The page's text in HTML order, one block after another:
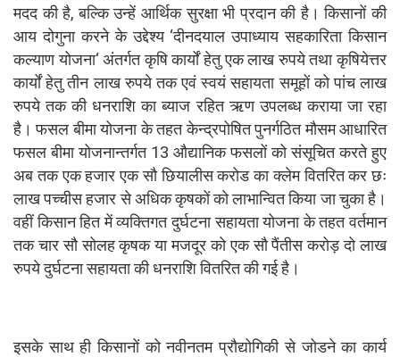
मदद की है, बल्कि उन्हें आर्थिक सुरक्षा भी प्रदान की है। किसानों की
आय दोगुना करने के उद्देश्य ‘दीनदयाल उपाध्याय सहकारिता किसान
कल्याण योजना‘ अंतर्गत कृषि कार्यों हेतु एक लाख रुपये तथा कृषियेत्तर
कार्यों हेतु तीन लाख रुपये तक एवं स्वयं सहायता समूहों को पांच लाख
रुपये तक की धनराशि का ब्याज रहित ऋण उपलब्ध कराया जा रहा
है। फसल बीमा योजना के तहत केन्द्रपोषित पुनर्गठित मौसम आधारित
फसल बीमा योजनान्तर्गत 13 औद्यानिक फसलों को संसूचित करते हुए
अब तक एक हजार एक सौ छियालीस करोड का क्लेम वितरित कर छः
लाख पच्चीस हजार से अधिक कृषकों को लाभान्वित किया जा चुका है।
वहीं किसान हित में व्यक्तिगत दुर्घटना सहायता योजना के तहत वर्तमान
तक चार सौ सोलह कृषक या मजदूर को एक सौ पैंतीस करोड़ दो लाख
रुपये दुर्घटना सहायता की धनराशि वितरित की गई है।
इसके साथ ही किसानों को नवीनतम प्रौद्योगिकी से जोडने का कार्य